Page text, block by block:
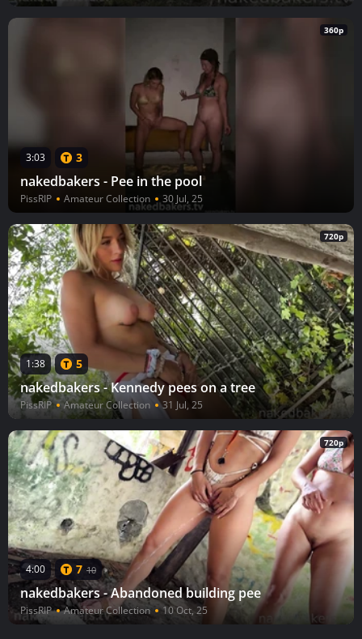
360p
3:03 3
nakedbakers - Pee in the pool
PissRIP Amateur Collection 30 Jul, 25
720p
1:38 5
nakedbakers - Kennedy pees on a tree
PissRIP Amateur Collection 31 Jul, 25
720p
4:00 7 10
nakedbakers - Abandoned building pee
PissRIP Amateur Collection 10 Oct, 25